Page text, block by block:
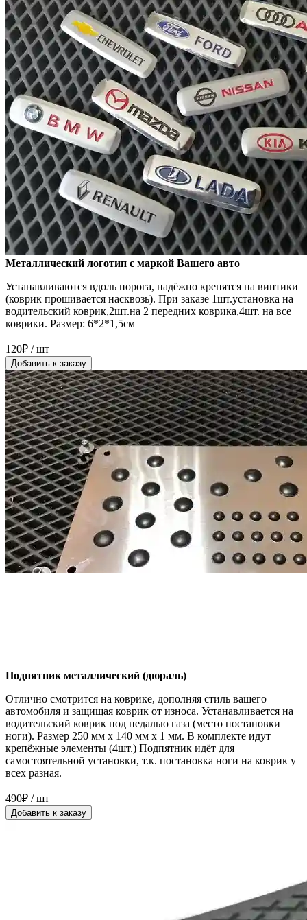
Металлический логотип с маркой Вашего авто
Устанавливаются вдоль порога, надёжно крепятся на винтики
(коврик прошивается насквозь). При заказе 1шт.установка на
водительский коврик,2шт.на 2 передних коврика,4шт. на все
коврики. Размер: 6*2*1,5см
120₽ / шт
Добавить к заказу
Подпятник металлический (дюраль)
Отлично смотрится на коврике, дополняя стиль вашего
автомобиля и защищая коврик от износа. Устанавливается на
водительский коврик под педалью газа (место постановки
ноги). Размер 250 мм x 140 мм x 1 мм. В комплекте идут
крепёжные элементы (4шт.) Подпятник идёт для
самостоятельной установки, т.к. постановка ноги на коврик у
всех разная.
490₽ / шт
Добавить к заказу